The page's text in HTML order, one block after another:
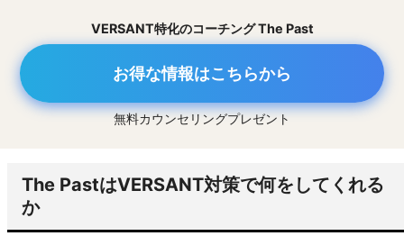
VERSANT特化のコーチング The Past
お得な情報はこちらから
無料カウンセリングプレゼント
The PastはVERSANT対策で何をしてくれる
か